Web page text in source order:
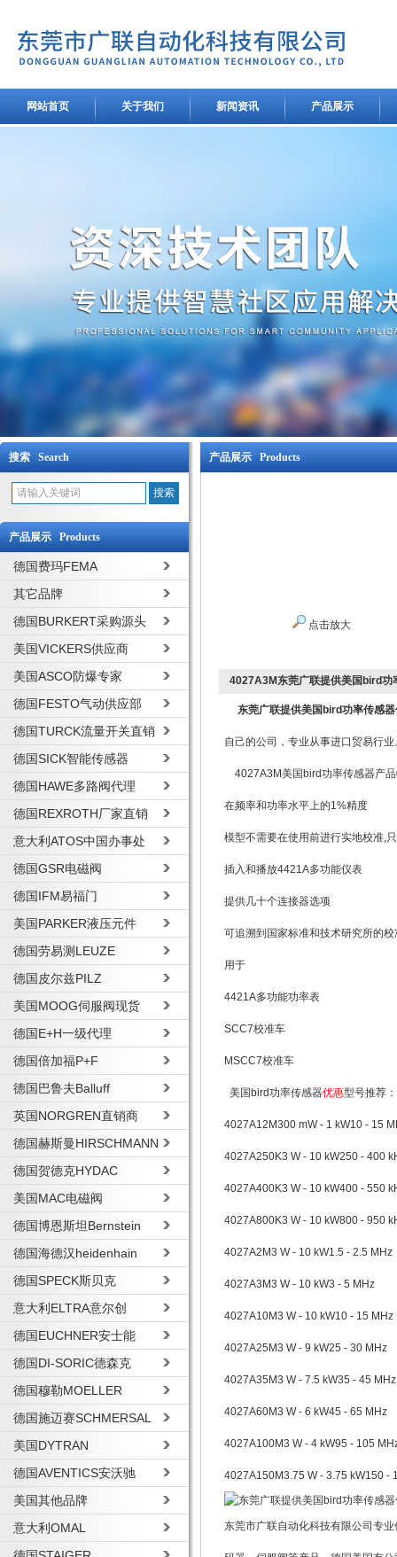
网站首页 关于我们 新闻资讯 产品展示
搜索 Search
产品展示 Products
德国费玛FEMA
其它品牌
德国BURKERT采购源头
美国VICKERS供应商
美国ASCO防爆专家
德国FESTO气动供应部
德国TURCK流量开关直销
德国SICK智能传感器
德国HAWE多路阀代理
德国REXROTH厂家直销
意大利ATOS中国办事处
德国GSR电磁阀
德国IFM易福门
美国PARKER液压元件
德国劳易测LEUZE
德国皮尔兹PILZ
美国MOOG伺服阀现货
德国E+H一级代理
德国倍加福P+F
德国巴鲁夫Balluff
英国NORGREN直销商
德国赫斯曼HIRSCHMANN
德国贺德克HYDAC
美国MAC电磁阀
德国博恩斯坦Bernstein
德国海德汉heidenhain
德国SPECK斯贝克
意大利ELTRA意尔创
德国EUCHNER安士能
德国DI-SORIC德森克
德国穆勒MOELLER
德国施迈赛SCHMERSAL
美国DYTRAN
德国AVENTICS安沃驰
美国其他品牌
意大利OMAL
产品展示 Products
点击放大
4027A3M东莞广联提供美国bird功
东莞广联提供美国bird功率传感
自己的公司，专业从事进口贸易行业
4027A3M美国bird功率传感器产
在频率和功率水平上的1%精度
模型不需要在使用前进行实地校准,
插入和播放4421A多功能仪表
提供几十个连接器选项
可追溯到国家标准和技术研究所的校
用于
4421A多功能功率表
SCC7校准车
MSCC7校准车
美国bird功率传感器优惠型号推荐：
4027A12M300 mW - 1 kW10 - 15
4027A250K3 W - 10 kW250 - 400
4027A400K3 W - 10 kW400 - 550
4027A800K3 W - 10 kW800 - 950
4027A2M3 W - 10 kW1.5 - 2.5 MHz
4027A3M3 W - 10 kW3 - 5 MHz
4027A10M3 W - 10 kW10 - 15 MHz
4027A25M3 W - 9 kW25 - 30 MHz
4027A35M3 W - 7.5 kW35 - 45 MHz
4027A60M3 W - 6 kW45 - 65 MHz
4027A100M3 W - 4 kW95 - 105
4027A150M3.75 W - 3.75 kW150 -
东莞市广联自动化科技有限公司专